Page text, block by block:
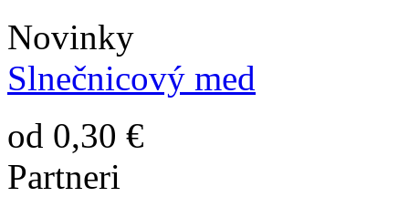
Novinky
Slnečnicový med
od 0,30 €
Partneri